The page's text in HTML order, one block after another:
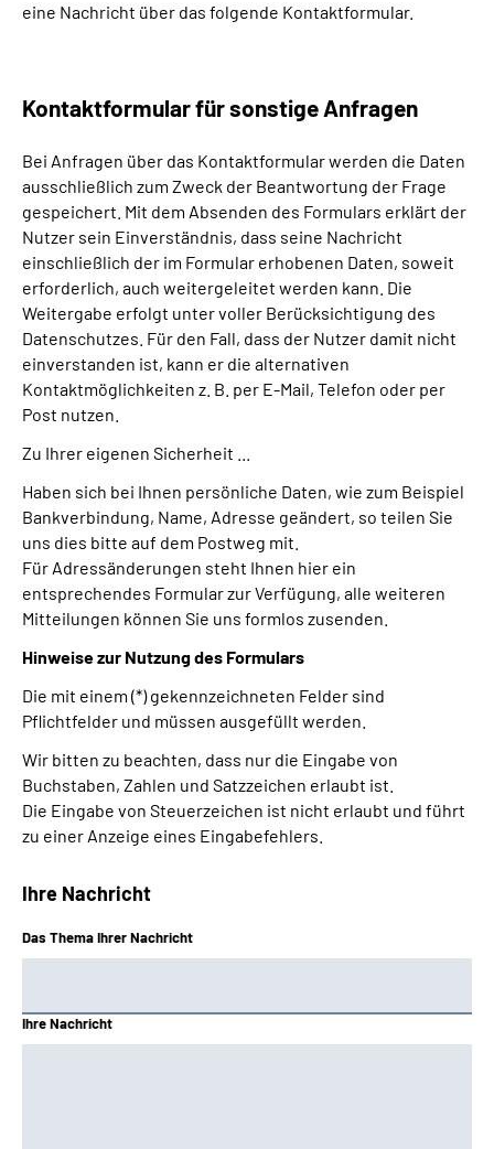
eine Nachricht über das folgende Kontaktformular.
Kontaktformular für sonstige Anfragen
Bei Anfragen über das Kontaktformular werden die Daten
ausschließlich zum Zweck der Beantwortung der Frage
gespeichert. Mit dem Absenden des Formulars erklärt der
Nutzer sein Einverständnis, dass seine Nachricht
einschließlich der im Formular erhobenen Daten, soweit
erforderlich, auch weitergeleitet werden kann. Die
Weitergabe erfolgt unter voller Berücksichtigung des
Datenschutzes. Für den Fall, dass der Nutzer damit nicht
einverstanden ist, kann er die alternativen
Kontaktmöglichkeiten z. B. per E-Mail, Telefon oder per
Post nutzen.
Zu Ihrer eigenen Sicherheit ...
Haben sich bei Ihnen persönliche Daten, wie zum Beispiel
Bankverbindung, Name, Adresse geändert, so teilen Sie
uns dies bitte auf dem Postweg mit.
Für Adressänderungen steht Ihnen hier ein
entsprechendes Formular zur Verfügung, alle weiteren
Mitteilungen können Sie uns formlos zusenden.
Hinweise zur Nutzung des Formulars
Die mit einem (*) gekennzeichneten Felder sind
Pflichtfelder und müssen ausgefüllt werden.
Wir bitten zu beachten, dass nur die Eingabe von
Buchstaben, Zahlen und Satzzeichen erlaubt ist.
Die Eingabe von Steuerzeichen ist nicht erlaubt und führt
zu einer Anzeige eines Eingabefehlers.
Ihre Nachricht
Das Thema Ihrer Nachricht
Ihre Nachricht